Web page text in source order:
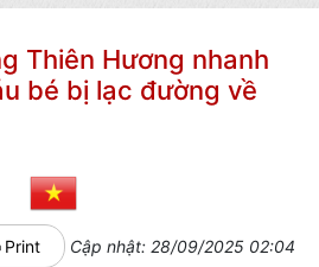
Thiên Hương nhanh
bé bị lạc đường về
Print Cập nhật: 28/09/2025 02:04